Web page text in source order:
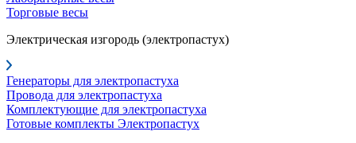
Торговые весы
Электрическая изгородь (электропастух)
Генераторы для электропастуха
Провода для электропастуха
Комплектующие для электропастуха
Готовые комплекты Электропастух